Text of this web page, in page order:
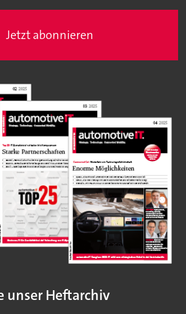
Jetzt abonnieren
unser Heftarchiv